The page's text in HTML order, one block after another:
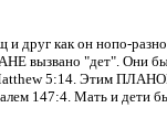
как он нопо-
вызвано "дет". Они
5:14. Этим ПЛАНОМ
147:4. Мать и дети